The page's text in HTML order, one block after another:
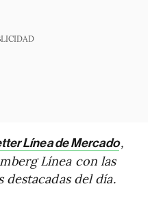
Línea de Mercado,
Línea con las
del día.